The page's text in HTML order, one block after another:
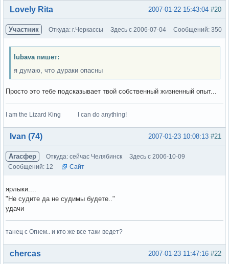
Вне форума #20
2007-01-22 15:43:04
Lovely Rita
Участник Откуда: г.Черкассы Здесь с 2006-07-04 Сообщений: 350
lubava пишет:
я думаю, что дураки опасны
Просто это тебе подсказывает твой собственный жизненный опыт...
I am the Lizard King I can do anything!
Вне форума #21
2007-01-23 10:08:13
Ivan (74)
Агасфер Откуда: сейчас Челябинск
Здесь с 2006-10-09
Сообщений: 12
Сайт
ярлыки....
"Не судите да не судимы будете.."
удачи
танец с Огнем.. и кто же все таки ведет?
Вне форума #22
2007-01-23 11:47:16
chercas